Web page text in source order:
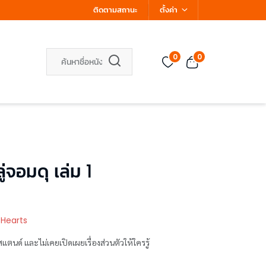
ติดตามสถานะ ตั้งค่า
0 0
อมดุ เล่ม 1
Hearts
นด์ และไม่เคยเปิดเผยเรื่องส่วนตัวให้ใครรู้